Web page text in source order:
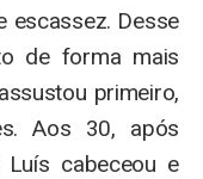
escassez. Desse
de forma mais
primeiro,
Aos 30, após
Luís cabeceou e